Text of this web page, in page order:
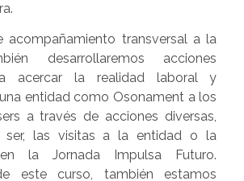
acompañamiento transversal a la
desarrollaremos acciones
acercar la realidad laboral y
entidad como Osonament a los
a través de acciones diversas,
ser, las visitas a la entidad o la
la Jornada Impulsa Futuro.
este curso, también estamos